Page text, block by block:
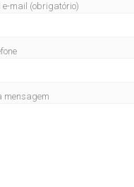
e-mail (obrigatório)
mensagem